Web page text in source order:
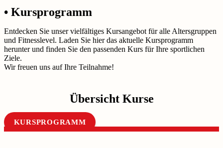
• Kursprogramm
Entdecken Sie unser vielfältiges Kursangebot für alle Altersgruppen
und Fitnesslevel. Laden Sie hier das aktuelle Kursprogramm
herunter und finden Sie den passenden Kurs für Ihre sportlichen
Ziele.
Wir freuen uns auf Ihre Teilnahme!
Übersicht Kurse
KURSPROGRAMM